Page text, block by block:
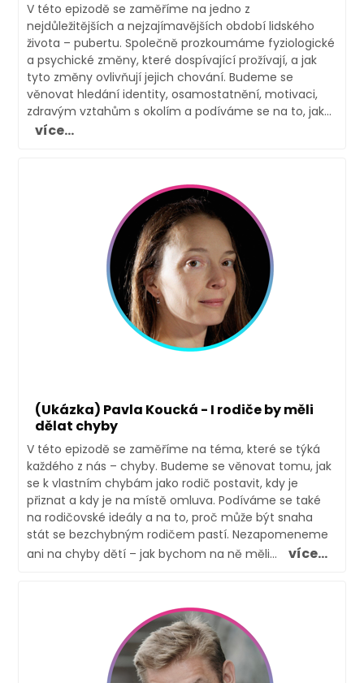
V této epizodě se zaměříme na jedno z
nejdůležitějších a nejzajímavějších období lidského
života – pubertu. Společně prozkoumáme fyziologické
a psychické změny, které dospívající prožívají, a jak
tyto změny ovlivňují jejich chování. Budeme se
věnovat hledání identity, osamostatnění, motivaci,
zdravým vztahům s okolím a podíváme se na to, jak...
více...
(Ukázka) Pavla Koucká - I rodiče by měli
dělat chyby
V této epizodě se zaměříme na téma, které se týká
každého z nás – chyby. Budeme se věnovat tomu, jak
se k vlastním chybám jako rodič postavit, kdy je
přiznat a kdy je na místě omluva. Podíváme se také
na rodičovské ideály a na to, proč může být snaha
stát se bezchybným rodičem pastí. Nezapomeneme
ani na chyby dětí – jak bychom na ně měli...
více...